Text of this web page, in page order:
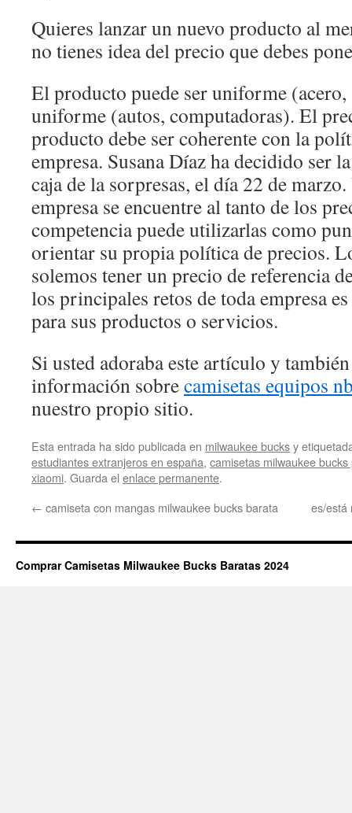
Quieres lanzar un nuevo producto al
no tienes idea del precio que debes
El producto puede ser uniforme
uniforme (autos, computadoras). El
producto debe ser coherente con la
empresa. Susana Díaz ha decidido ser
caja de la sorpresas, el día 22 de
empresa se encuentre al tanto de los
competencia puede utilizarlas como
orientar su propia política de precios.
solemos tener un precio de referencia
los principales retos de toda empresa
para sus productos o servicios.
Si usted adoraba este artículo y
información sobrecamisetas equipos
nuestro propio sitio.
Esta entrada ha sido publicada en milwaukee bucksy
estudiantes extranjeros en españa, camisetas milwaukee
xiaomi. Guarda el enlace permanente.
← camiseta con mangas milwaukee bucks barata es/está
Comprar Camisetas Milwaukee Bucks Baratas 2024